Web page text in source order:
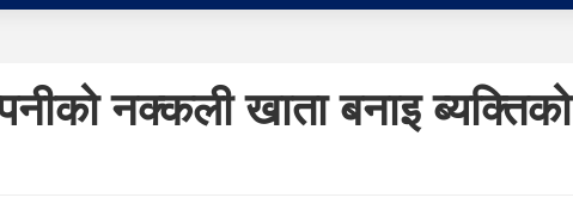
नक्कली खाता बनाइ ब्यक्तिको